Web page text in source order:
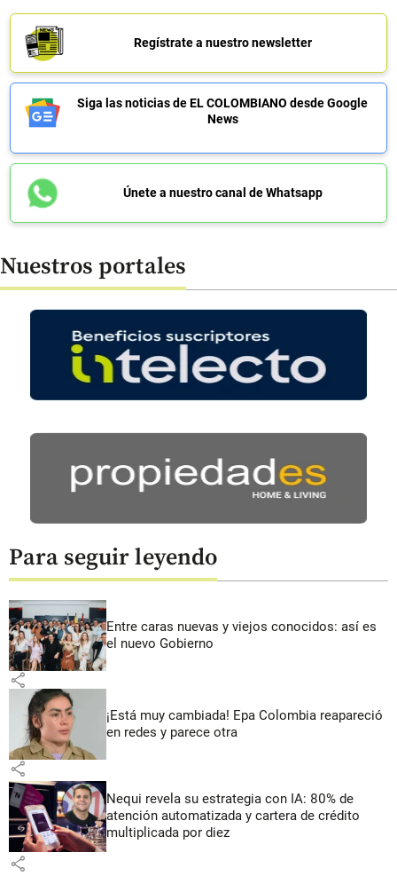
Regístrate a nuestro newsletter
Siga las noticias de EL COLOMBIANO desde Google
News
Únete a nuestro canal de Whatsapp
Nuestros portales
Para seguir leyendo
Entre caras nuevas y viejos conocidos: así es
el nuevo Gobierno
share
¡Está muy cambiada! Epa Colombia reapareció
en redes y parece otra
share
Nequi revela su estrategia con IA: 80% de
atención automatizada y cartera de crédito
multiplicada por diez
share